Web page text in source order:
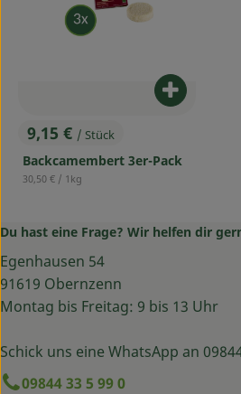
, Preis:
9,15 € / Stück
Backcamembert 3er-Pack
, Referenzpreis:
30,50 € / 1kg
Produkt
Du hast eine Frage? Wir helfen dir
Egenhausen 54
91619 Obernzenn
Montag bis Freitag: 9 bis 13 Uhr
Schick uns eine WhatsApp an
09844 33 5 99 0